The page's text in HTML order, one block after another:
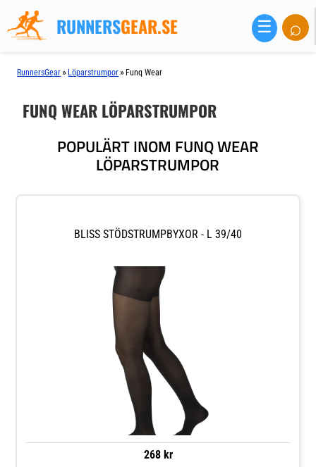
RUNNERSGEAR.SE ☰ ⌕
RunnersGear » Löparstrumpor » Funq Wear
FUNQ WEAR LÖPARSTRUMPOR
POPULÄRT INOM FUNQ WEAR
LÖPARSTRUMPOR
BLISS STÖDSTRUMPBYXOR - L 39/40
268 kr